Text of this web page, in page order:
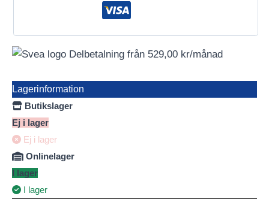
Delbetalning från 529,00 kr/månad
Lagerinformation
Butikslager
Ej i lager
Ej i lager
Onlinelager
I lager
I lager